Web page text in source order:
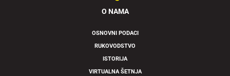
O NAMA
OSNOVNI PODACI
RUKOVODSTVO
ISTORIJA
VIRTUALNA ŠETNJA